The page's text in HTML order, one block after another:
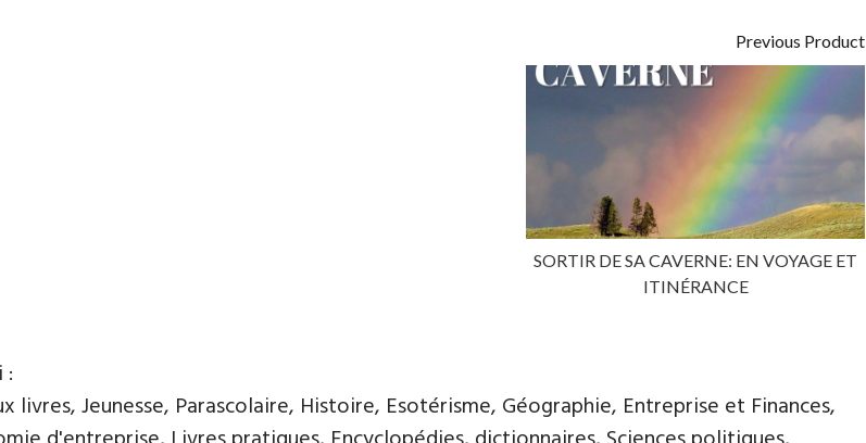
Previous Product
SORTIR DE SA CAVERNE: EN VOYAGE ET
ITINÉRANCE
:
Jeunesse, Parascolaire, Histoire, Esotérisme, Géographie, Entreprise et Finances,